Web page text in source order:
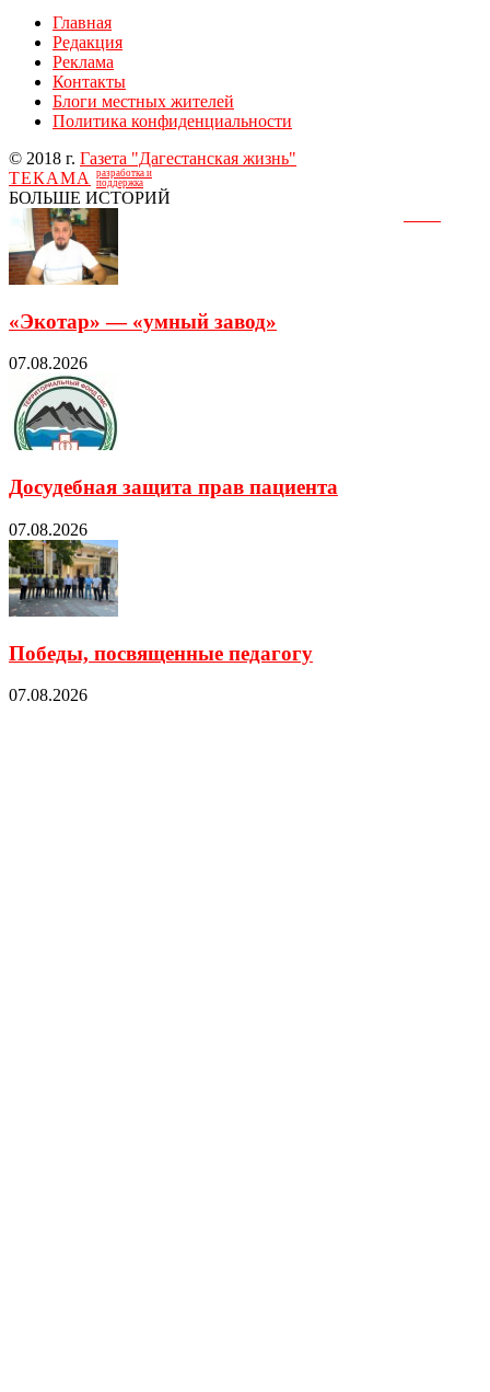
Главная
Редакция
Реклама
Контакты
Блоги местных жителей
Политика конфиденциальности
© 2018 г. Газета "Дагестанская жизнь"
ТЕКАМА
разработка и
поддержка
БОЛЬШЕ ИСТОРИЙ
«Экотар» — «умный завод»
07.08.2026
Досудебная защита прав пациента
07.08.2026
Победы, посвященные педагогу
07.08.2026